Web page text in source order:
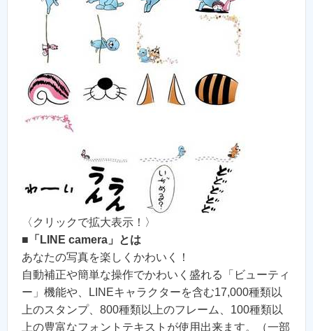
〈クリックで拡大表示！〉
■ 「LINE camera」とは
あなたの写真を楽しくかわいく！
自動補正や簡単な操作でかわいく盛れる「ビューティ
ー」機能や、LINEキャラクターを含む17,000種類以
上のスタンプ、800種類以上のフレーム、100種類以
上の豊富なフォントテキストが使用出来ます。（一部